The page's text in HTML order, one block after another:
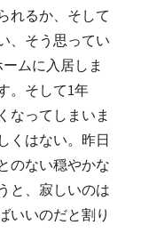
れるか、そして
、そう思ってい
ムに入居しま
。そして1年
なってしまいま
くはない。昨日
のない穏やかな
と、寂しいのは
いいのだと割り